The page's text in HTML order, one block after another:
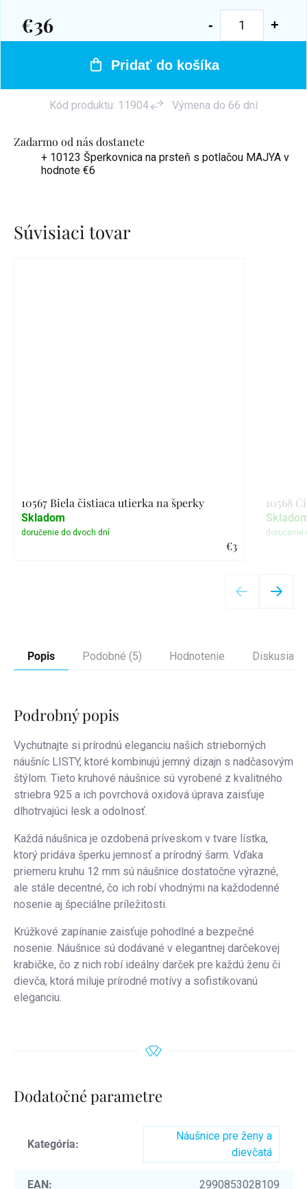
Zadarmo od nás dostanete
+ 10123 Šperkovnica na prsteň s potlačou MAJYA v
hodnote €6
€36
Jednotková
Pridať do košíka
Kód produktu: 11904 Výmena do 66 dní
Súvisiaci tovar
10567 Biela čistiaca utierka na šperky
€3
Skladom
10568
Popis Podobné (5) Hodnotenie Diskusia
Podrobný popis
Vychutnajte si prírodnú eleganciu našich strieborných
náušníc LISTY, ktoré kombinujú jemný dizajn s nadčasovým
štýlom. Tieto kruhové náušnice sú vyrobené z kvalitného
striebra 925 a ich povrchová oxidová úprava zaisťuje
dlhotrvajúci lesk a odolnosť.
Každá náušnica je ozdobená príveskom v tvare lístka,
ktorý pridáva šperku jemnosť a prírodný šarm. Vďaka
priemeru kruhu 12 mm sú náušnice dostatočne výrazné,
ale stále decentné, čo ich robí vhodnými na každodenné
nosenie aj špeciálne príležitosti.
Krúžkové zapínanie zaisťuje pohodlné a bezpečné
nosenie. Náušnice sú dodávané v elegantnej darčekovej
krabičke, čo z nich robí ideálny darček pre každú ženu či
dievča, ktorá miluje prírodné motívy a sofistikovanú
eleganciu.
Dodatočné parametre
Kategória:
Náušnice pre ženy a
dievčatá
EAN: 2990853028109